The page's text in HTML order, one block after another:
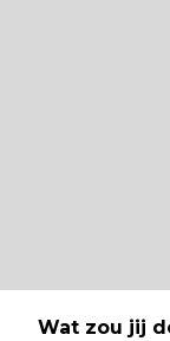
Wat zou jij